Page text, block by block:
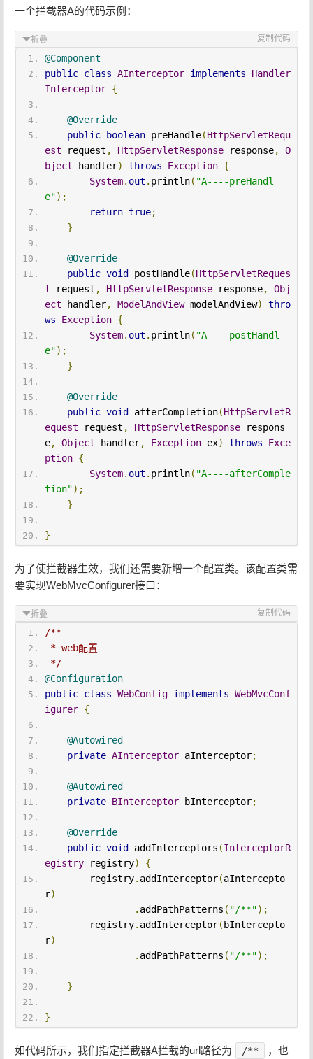
一个拦截器A的代码示例：
折叠 复制代码
@Component
public class AInterceptor implements
Handler
Interceptor {
@Override
public boolean preHandle(HttpServletRequ
est request , HttpServletResponse response,
O
bject handler) throws Exception {
System. out . println( "A----preHandl
e");
return true;
}
@Override
public void postHandle(HttpServletReques
t request , HttpServletResponse response,
Obj
ect handler, ModelAndView modelAndView)
thro
ws
Exception {
System. out . println( "A----postHandl
e");
}
@Override
public void afterCompletion(HttpServletR
equest request , HttpServletResponse respons
e, Object handler, Exception ex) throws
Exce
ption {
System. out . println( "A----afterComple
tion");
}
}
为了使拦截器生效，我们还需要新增一个配置类。该配置类需
要实现WebMvcConfigurer接口：
折叠 复制代码
/**
* web配置
*/
@Configuration
public class WebConfig implements WebMvcConf
igurer {
@Autowired
private AInterceptor aInterceptor;
@Autowired
private BInterceptor bInterceptor;
@Override
public void addInterceptors (InterceptorR
egistry registry)
{
        registry
. addInterceptor(aIntercepto
r)
. addPathPatterns ( "/**");
        registry
. addInterceptor(bIntercepto
r)
. addPathPatterns ( "/**");
}
}
如代码所示，我们指定拦截器A拦截的url路径为 /**
，也